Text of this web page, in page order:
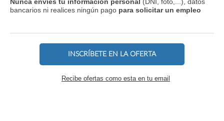
bancarios ni realices ningún pago para solicitar un empleo
INSCRÍBETE EN LA OFERTA
Recibe ofertas como esta en tu email